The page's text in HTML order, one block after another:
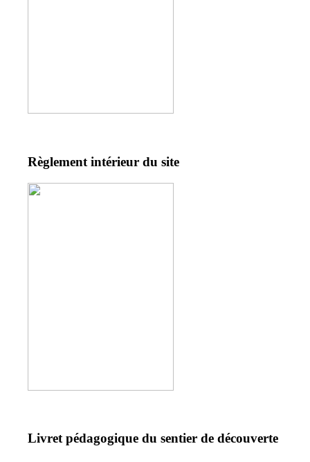
Règlement intérieur du site
Livret pédagogique du sentier de découverte